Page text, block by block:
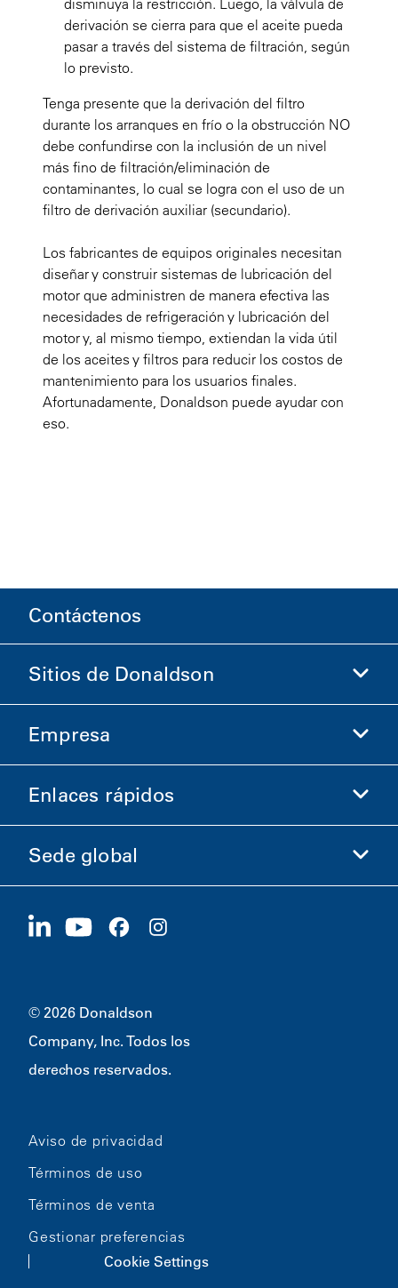
derivación se cierra para que el aceite pueda
pasar a través del sistema de filtración, según
lo previsto.
Tenga presente que la derivación del filtro
durante los arranques en frío o la obstrucción NO
debe confundirse con la inclusión de un nivel
más fino de filtración/eliminación de
contaminantes, lo cual se logra con el uso de un
filtro de derivación auxiliar (secundario).
Los fabricantes de equipos originales necesitan
diseñar y construir sistemas de lubricación del
motor que administren de manera efectiva las
necesidades de refrigeración y lubricación del
motor y, al mismo tiempo, extiendan la vida útil
de los aceites y filtros para reducir los costos de
mantenimiento para los usuarios finales.
Afortunadamente, Donaldson puede ayudar con
eso.
Contáctenos
Sitios de Donaldson
Donaldson Life Sciences
Comprar en Donaldson
Empresa
Información de la empresa
Ética y cumplimiento
Carreras
Enlaces rápidos
Inversionistas
Proveedores
Sostenibilidad
Sede global
1400 W 94th Street
© 2026 Donaldson
Company, Inc. Todos los
derechos reservados.
Aviso de privacidad
Términos de uso
Términos de venta
Gestionar preferencias
Cookie Settings